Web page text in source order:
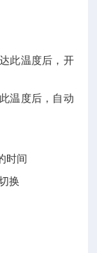
此温度后，开
温度后，自动
时间
换